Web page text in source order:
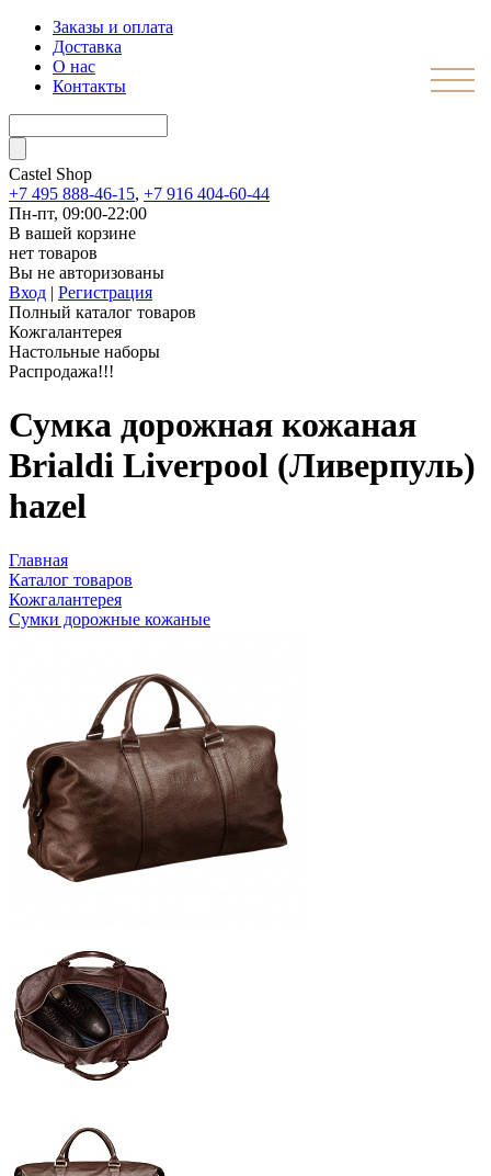
Заказы и оплата
Доставка
О нас
Контакты
Castel Shop
+7 495 888-46-15, +7 916 404-60-44
Пн-пт, 09:00-22:00
В вашей корзине
нет товаров
Вы не авторизованы
Вход | Регистрация
Полный каталог товаров
Кожгалантерея
Настольные наборы
Распродажа!!!
Сумка дорожная кожаная
Brialdi Liverpool (Ливерпуль)
hazel
Главная
Каталог товаров
Кожгалантерея
Сумки дорожные кожаные